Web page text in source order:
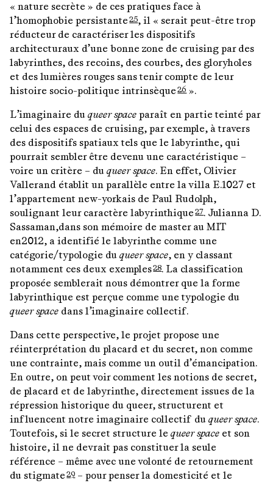
« nature secrète » de ces pratiques face à
l’homophobie persistante25, il « serait peut-être trop
réducteur de caractériser les dispositifs
architecturaux d’une bonne zone de cruising par des
labyrinthes, des recoins, des courbes, des gloryholes
et des lumières rouges sans tenir compte de leur
histoire socio-politique intrinsèque26».
L’imaginaire du queer space paraît en partie teinté par
celui des espaces de cruising, par exemple, à travers
des dispositifs spatiaux tels que le labyrinthe, qui
pourrait sembler être devenu une caractéristique –
voire un critère – du queer space. En effet, Olivier
Vallerand établit un parallèle entre la villa E.1027 et
l’appartement new-yorkais de Paul Rudolph,
soulignant leur caractère labyrinthique27. Julianna D.
Sassaman,dans son mémoire de master au MIT
en2012, a identifié le labyrinthe comme une
catégorie/typologie du queer space, en y classant
notamment ces deux exemples28. La classification
proposée semblerait nous démontrer que la forme
labyrinthique est perçue comme une typologie du
queer space dans l’imaginaire collectif.
Dans cette perspective, le projet propose une
réinterprétation du placard et du secret, non comme
une contrainte, mais comme un outil d’émancipation.
En outre, on peut voir comment les notions de secret,
de placard et de labyrinthe, directement issues de la
répression historique du queer, structurent et
influencent notre imaginaire collectif du queer space.
Toutefois, si le secret structure le queer space et son
histoire, il ne devrait pas constituer la seule
référence – même avec une volonté de retournement
du stigmate29– pour penser la domesticité et le